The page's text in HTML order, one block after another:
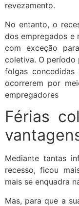
revezamento.
No entanto, o
dos empregados e
com exceção
coletiva. O período
folgas concedidas
ocorrerem por
empregadores
Férias
Mediante tantas
recesso, ficou
mais se enquadra
Mas, para que a